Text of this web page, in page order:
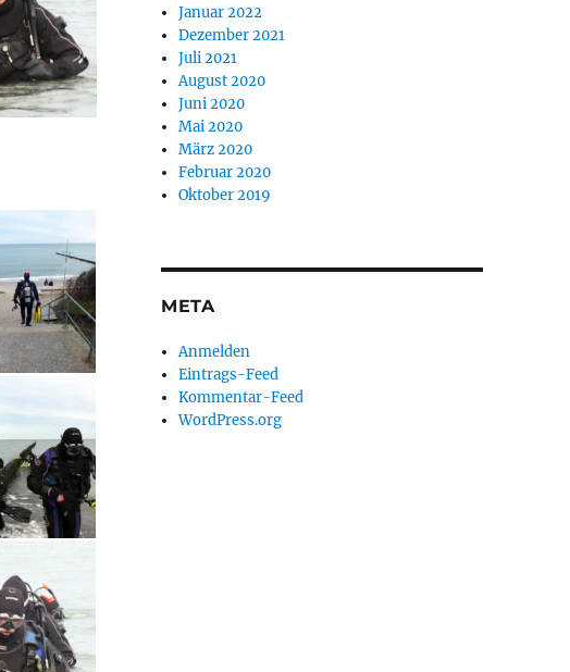
Januar 2022
Dezember 2021
Juli 2021
August 2020
Juni 2020
Mai 2020
März 2020
Februar 2020
Oktober 2019
META
Anmelden
Eintrags-Feed
Kommentar-Feed
WordPress.org